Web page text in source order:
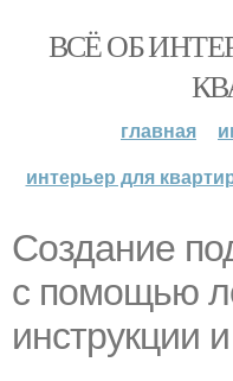
ВСЁ ОБ
главная
интерьер для
Создание
с помощью
инструкции